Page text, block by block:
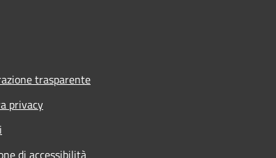
trasparente
privacy
di accessibilità